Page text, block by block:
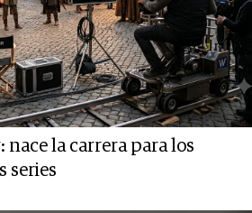
nace la carrera para los
series